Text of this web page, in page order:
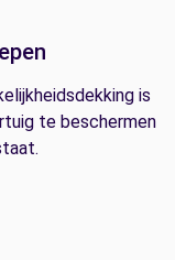
is
te beschermen